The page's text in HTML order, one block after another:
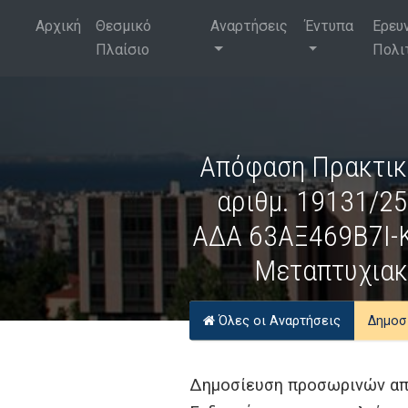
Αρχική
Θεσμικό
Πλαίσιο
Αναρτήσεις Έντυπα
Απόφαση
αριθμ. 19131/
ΑΔΑ 63ΑΞ469Β7Ι-
Όλες οι Αναρτήσεις
Δημοσίευση προσωρινών